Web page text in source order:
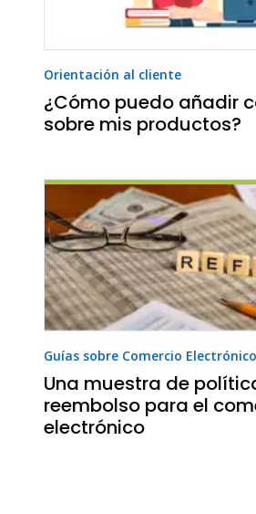
Orientación al cliente
¿Cómo puedo añadir
sobre mis productos?
Guías sobre Comercio Electrónico
Una muestra de
reembolso para el
electrónico